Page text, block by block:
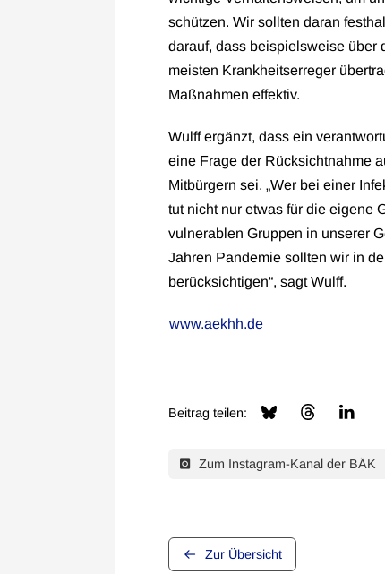
schützen. Wir sollten daran
darauf, dass beispielsweise über
meisten Krankheitserreger
Maßnahmen effektiv.
Wulff ergänzt, dass ein
eine Frage der Rücksichtnahme
Mitbürgern sei. „Wer bei einer
tut nicht nur etwas für die eigene
vulnerablen Gruppen in unserer
Jahren Pandemie sollten wir in
berücksichtigen“, sagt Wulff.
www.aekhh.de
Beitrag teilen:
Zum Instagram-Kanal der BÄK
Zur Übersicht